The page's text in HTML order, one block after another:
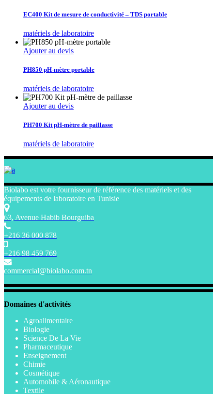
EC400 Kit de mesure de conductivité – TDS portable
matériels de laboratoire
Ajouter au devis
PH850 pH-mètre portable
matériels de laboratoire
Ajouter au devis
PH700 Kit pH-mètre de paillasse
matériels de laboratoire
Biolabo est votre fournisseur de référence des matériels et des
équipements de laboratoire en Tunisie
63, Avenue Habib Bourguiba
+216 36 000 878
+216 98 459 769
commercial@biolabo.com.tn
Domaines d'activités
Agroalimentaire
Biologie
Science De La Vie
Pharmaceutique
Enseignement
Chimie
Cosmétique
Automobile & Aéronautique
Textile